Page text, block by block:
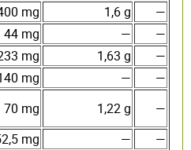
mg 1,6 g
—
44 mg —
—
mg 1,63 g
—
mg —
—
70 mg 1,22 g
—
mg —
—